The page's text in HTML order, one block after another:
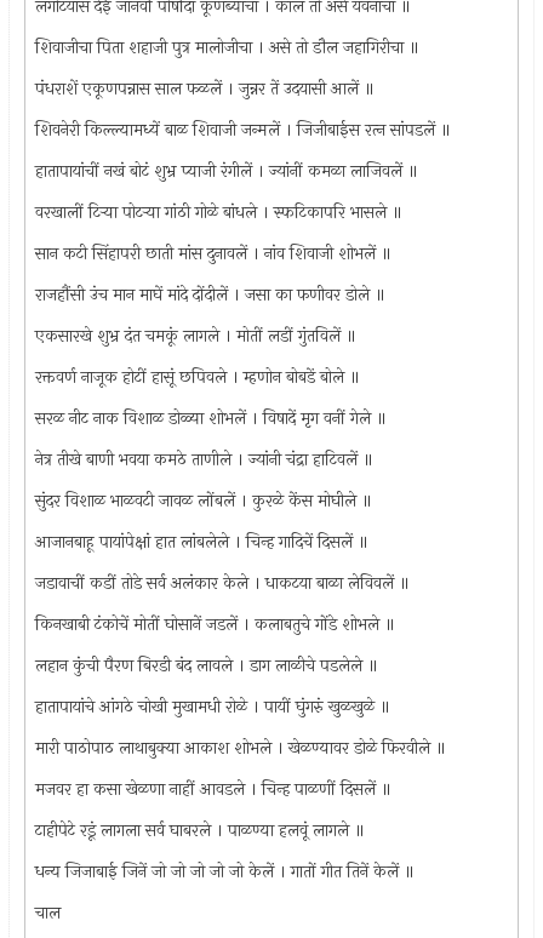
लंगोटयांस देई जानवीं पोषींदा कूणब्याचा । काल तो असे यवनांचा ॥
शिवाजीचा पिता शहाजी पुत्र मालोजीचा । असे तो डौल जहागिरीचा ॥
पंधराशें एकूणपन्नास साल फळलें । जुन्नर तें उदयासी आलें ॥
शिवनेरी किल्ल्यामध्यें बाळ शिवाजी जन्मलें । जिजीबाईस रत्‍न सांपडलें ॥
हातापायांचीं नखं बोटं शुभ्र प्याजी रंगीलें । ज्यांनीं कमळा लाजिवलें ॥
वरखालीं टिर्‍या पोटर्‍या गांठी गोळे बांधले । स्फटिकापरि भासले ॥
सान कटी सिंहापरी छाती मांस दुनावलें । नांव शिवाजी शोभलें ॥
राजहौंसी उंच मान माघें मांदे दोंदीलें । जसा का फणीवर डोले ॥
एकसारखे शुभ्र दंत चमकूं लागले । मोतीं लडीं गुंतविलें ॥
रक्तवर्ण नाजूक होटीं हासूं छपिवले । म्हणोन बोबडें बोले ॥
सरळ नीट नाक विशाळ डोळ्या शोभलें । विषादें मृग वनीं गेले ॥
नेत्र तीखे बाणी भवया कमठे ताणीले । ज्यांनी चंद्रा हाटिवलें ॥
सुंदर विशाळ भाळवटी जावळ लोंबलें । कुरळे केंस मोघीले ॥
आजानबाहू पायांपेक्षां हात लांबलेले । चिन्ह गादिचें दिसलें ॥
जडावाचीं कडीं तोडे सर्व अलंकार केले । धाकटया बाळा लेविवलें ॥
किनखाबी टंकोचें मोतीं घोसानें जडलें । कलाबतुचे गोंडे शोभले ॥
लहान कुंची पैरण बिरडी बंद लावले । डाग लाळीचे पडलेले ॥
हातापायांचे आंगठे चोखी मुखामधी रोळे । पायीं घुंगरुं खुळखुळे ॥
मारी पाठोपाठ लाथाबुक्या आकाश शोभले । खेळण्यावर डोळे फिरवीले ॥
मजवर हा कसा खेळणा नाहीं आवडले । चिन्ह पाळणीं दिसलें ॥
टाहीपेटे रडूं लागला सर्व घाबरले । पाळण्या हलवूं लागले ॥
धन्य जिजाबाई जिनें जो जो जो जो जो केलें । गातों गीत तिनें केलें ॥
चाल